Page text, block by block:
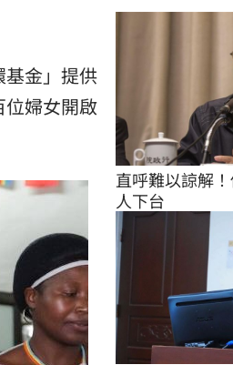
金」提供
婦女開啟
直呼難以諒解
人下台